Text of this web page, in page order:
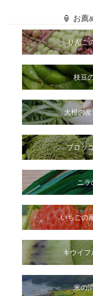
🏮 お薦
りんご
枝豆
大根の
ブロッ
ニラ
いちごの
キウイ
米の